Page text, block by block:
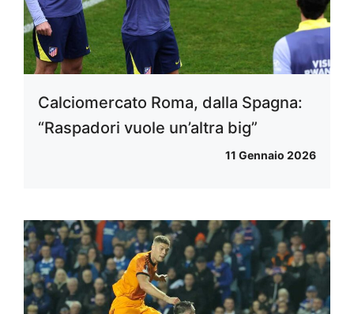
Calciomercato Roma, dalla Spagna:
“Raspadori vuole un’altra big”
11 Gennaio 2026